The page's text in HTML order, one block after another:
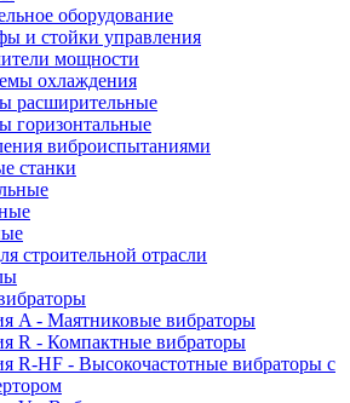
оборудование
и стойки управления
мощности
охлаждения
расширительные
горизонтальные
виброиспытаниями
станки
строительной отрасли
A - Маятниковые вибраторы
R - Компактные вибраторы
R-HF - Высокочастотные вибраторы с